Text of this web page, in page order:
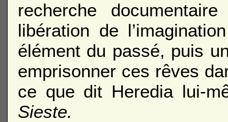
recherche
libération de
élément du passé, puis
emprisonner ces rêves
ce que dit Heredia lui-
Sieste.